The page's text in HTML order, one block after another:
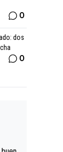
0
dos
0